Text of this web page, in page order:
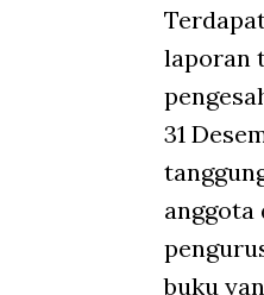
laporan
31
anggota
buku